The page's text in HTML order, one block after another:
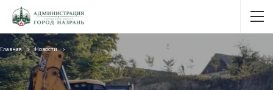
Главная Новости